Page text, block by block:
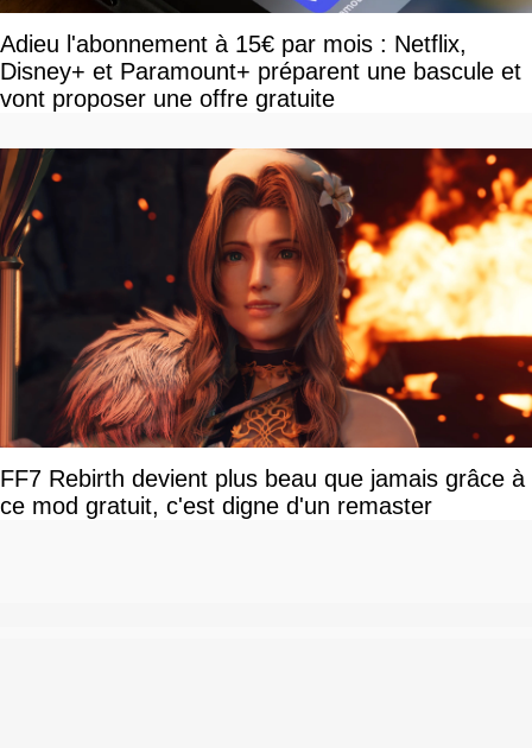
Adieu l'abonnement à 15€ par mois : Netflix,
Disney+ et Paramount+ préparent une bascule et
vont proposer une offre gratuite
FF7 Rebirth devient plus beau que jamais grâce à
ce mod gratuit, c'est digne d'un remaster